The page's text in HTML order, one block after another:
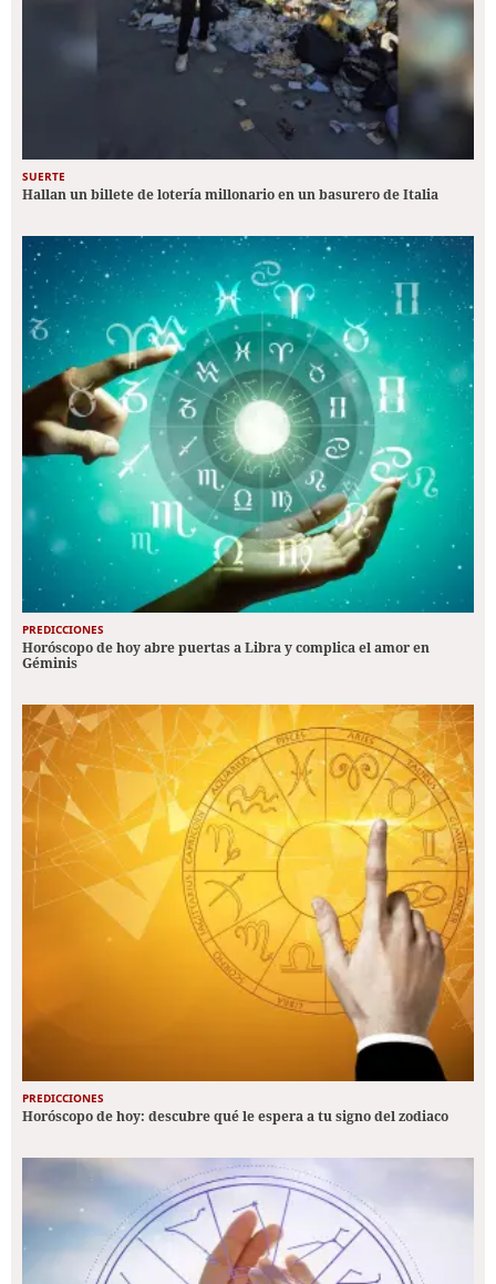
SUERTE
Hallan un billete de lotería millonario en un basurero de Italia
PREDICCIONES
Horóscopo de hoy abre puertas a Libra y complica el amor en
Géminis
PREDICCIONES
Horóscopo de hoy: descubre qué le espera a tu signo del zodiaco